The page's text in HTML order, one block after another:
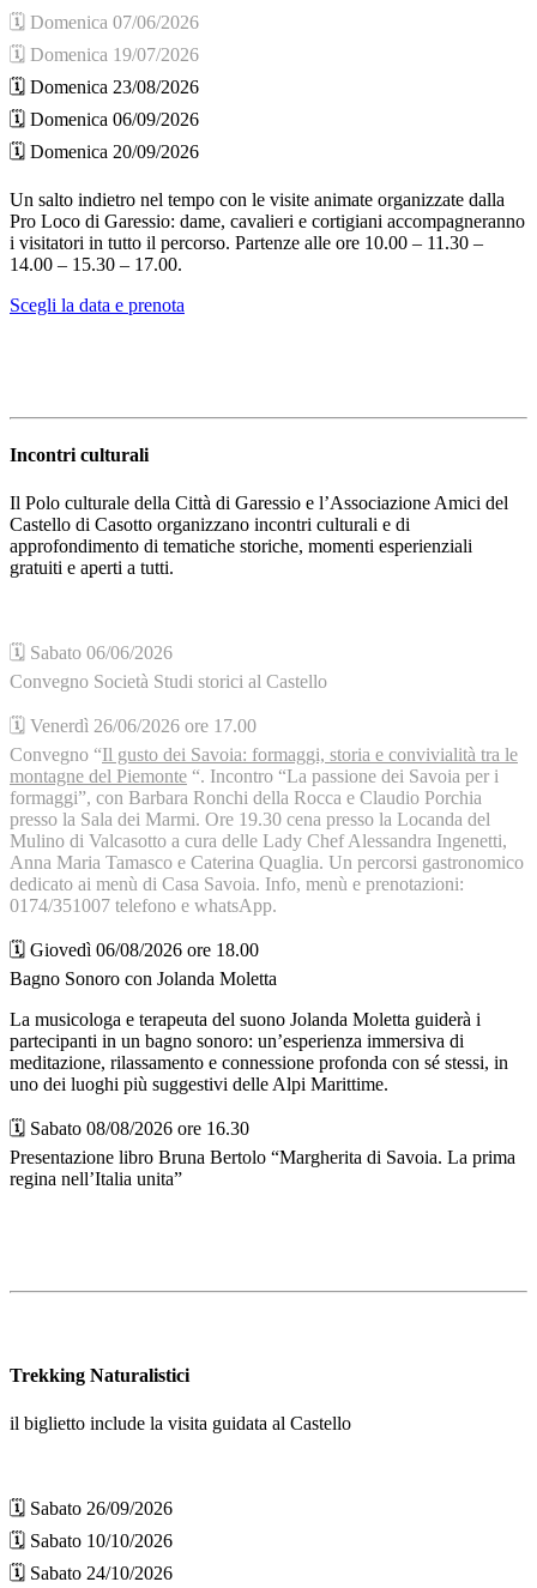
🗓️ Domenica 07/06/2026
🗓️ Domenica 19/07/2026
🗓️ Domenica 23/08/2026
🗓️ Domenica 06/09/2026
🗓️ Domenica 20/09/2026
Un salto indietro nel tempo con le visite animate organizzate dalla
Pro Loco di Garessio: dame, cavalieri e cortigiani accompagneranno
i visitatori in tutto il percorso. Partenze alle ore 10.00 – 11.30 –
14.00 – 15.30 – 17.00.
Scegli la data e prenota
Incontri culturali
Il Polo culturale della Città di Garessio e l’Associazione Amici del
Castello di Casotto organizzano incontri culturali e di
approfondimento di tematiche storiche, momenti esperienziali
gratuiti e aperti a tutti.
🗓️ Sabato 06/06/2026
Convegno Società Studi storici al Castello
🗓️ Venerdì 26/06/2026 ore 17.00
Convegno “Il gusto dei Savoia: formaggi, storia e convivialità tra le
montagne del Piemonte “. Incontro “La passione dei Savoia per i
formaggi”, con Barbara Ronchi della Rocca e Claudio Porchia
presso la Sala dei Marmi. Ore 19.30 cena presso la Locanda del
Mulino di Valcasotto a cura delle Lady Chef Alessandra Ingenetti,
Anna Maria Tamasco e Caterina Quaglia. Un percorsi gastronomico
dedicato ai menù di Casa Savoia. Info, menù e prenotazioni:
0174/351007 telefono e whatsApp.
🗓️ Giovedì 06/08/2026 ore 18.00
Bagno Sonoro con Jolanda Moletta
La musicologa e terapeuta del suono Jolanda Moletta guiderà i
partecipanti in un bagno sonoro: un’esperienza immersiva di
meditazione, rilassamento e connessione profonda con sé stessi, in
uno dei luoghi più suggestivi delle Alpi Marittime.
🗓️ Sabato 08/08/2026 ore 16.30
Presentazione libro Bruna Bertolo “Margherita di Savoia. La prima
regina nell’Italia unita”
Trekking Naturalistici
il biglietto include la visita guidata al Castello
🗓️ Sabato 26/09/2026
🗓️ Sabato 10/10/2026
🗓️ Sabato 24/10/2026